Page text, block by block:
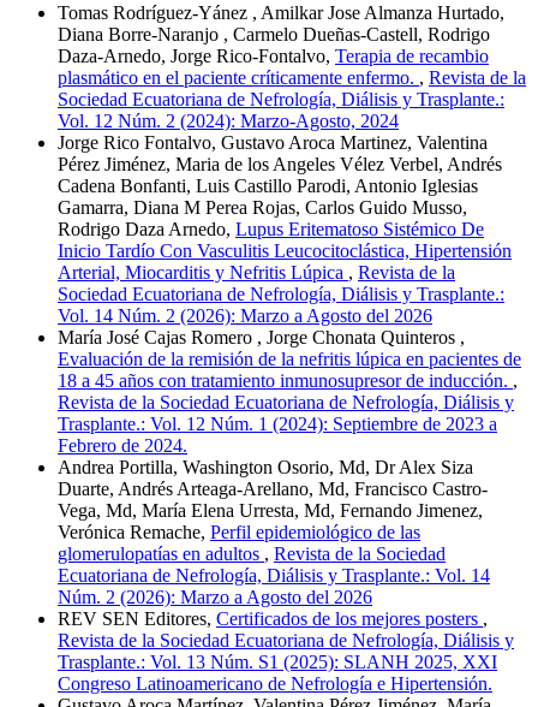
Tomas Rodríguez-Yánez , Amilkar Jose Almanza Hurtado,
Diana Borre-Naranjo , Carmelo Dueñas-Castell, Rodrigo
Daza-Arnedo, Jorge Rico-Fontalvo, Terapia de recambio
plasmático en el paciente críticamente enfermo. , Revista de la
Sociedad Ecuatoriana de Nefrología, Diálisis y Trasplante.:
Vol. 12 Núm. 2 (2024): Marzo-Agosto, 2024
Jorge Rico Fontalvo, Gustavo Aroca Martinez, Valentina
Pérez Jiménez, Maria de los Angeles Vélez Verbel, Andrés
Cadena Bonfanti, Luis Castillo Parodi, Antonio Iglesias
Gamarra, Diana M Perea Rojas, Carlos Guido Musso,
Rodrigo Daza Arnedo, Lupus Eritematoso Sistémico De
Inicio Tardío Con Vasculitis Leucocitoclástica, Hipertensión
Arterial, Miocarditis y Nefritis Lúpica , Revista de la
Sociedad Ecuatoriana de Nefrología, Diálisis y Trasplante.:
Vol. 14 Núm. 2 (2026): Marzo a Agosto del 2026
María José Cajas Romero , Jorge Chonata Quinteros ,
Evaluación de la remisión de la nefritis lúpica en pacientes de
18 a 45 años con tratamiento inmunosupresor de inducción. ,
Revista de la Sociedad Ecuatoriana de Nefrología, Diálisis y
Trasplante.: Vol. 12 Núm. 1 (2024): Septiembre de 2023 a
Febrero de 2024.
Andrea Portilla, Washington Osorio, Md, Dr Alex Siza
Duarte, Andrés Arteaga-Arellano, Md, Francisco Castro-
Vega, Md, María Elena Urresta, Md, Fernando Jimenez,
Verónica Remache, Perfil epidemiológico de las
glomerulopatías en adultos , Revista de la Sociedad
Ecuatoriana de Nefrología, Diálisis y Trasplante.: Vol. 14
Núm. 2 (2026): Marzo a Agosto del 2026
REV SEN Editores, Certificados de los mejores posters ,
Revista de la Sociedad Ecuatoriana de Nefrología, Diálisis y
Trasplante.: Vol. 13 Núm. S1 (2025): SLANH 2025, XXI
Congreso Latinoamericano de Nefrología e Hipertensión.